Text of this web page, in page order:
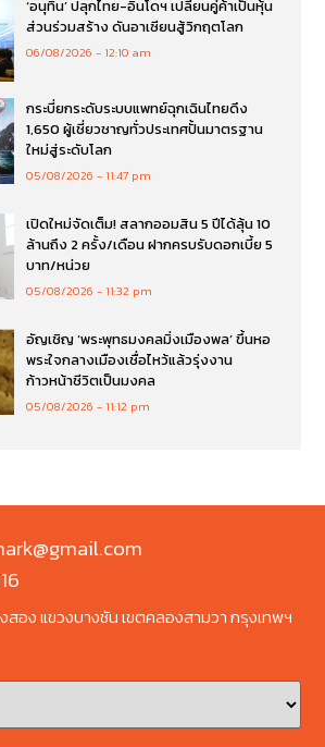
‘อนุทิน’ ปลุกไทย-อินโดฯ เปลี่ยนคู่ค้าเป็นหุ้น
ส่วนร่วมสร้าง ดันอาเซียนสู้วิกฤตโลก
06/08/2026 12:10 am
กระบี่ยกระดับระบบแพทย์ฉุกเฉินไทยดึง
1,650 ผู้เชี่ยวชาญทั่วประเทศปั้นมาตรฐาน
ใหม่สู่ระดับโลก
05/08/2026 11:47 pm
เปิดใหม่จัดเต็ม! สลากออมสิน 5 ปีได้ลุ้น 10
ล้านถึง 2 ครั้ง/เดือน ฝากครบรับดอกเบี้ย 5
บาท/หน่วย
05/08/2026 11:32 pm
อัญเชิญ ‘พระพุทธมงคลมิ่งเมืองพล’ ขึ้นหอ
พระใจกลางเมืองเชื่อไหว้แล้วรุ่งงาน
ก้าวหน้าชีวิตเป็นมงคล
05/08/2026 11:12 pm
อง แขวงบางชัน เขตคลองสามวา กรุงเทพฯ